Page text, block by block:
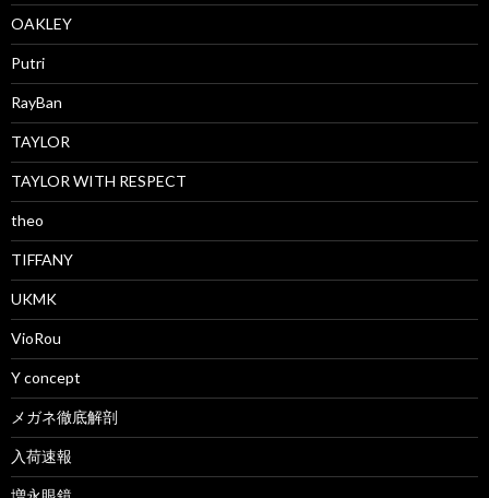
OAKLEY
Putri
RayBan
TAYLOR
TAYLOR WITH RESPECT
theo
TIFFANY
UKMK
VioRou
Y concept
メガネ徹底解剖
入荷速報